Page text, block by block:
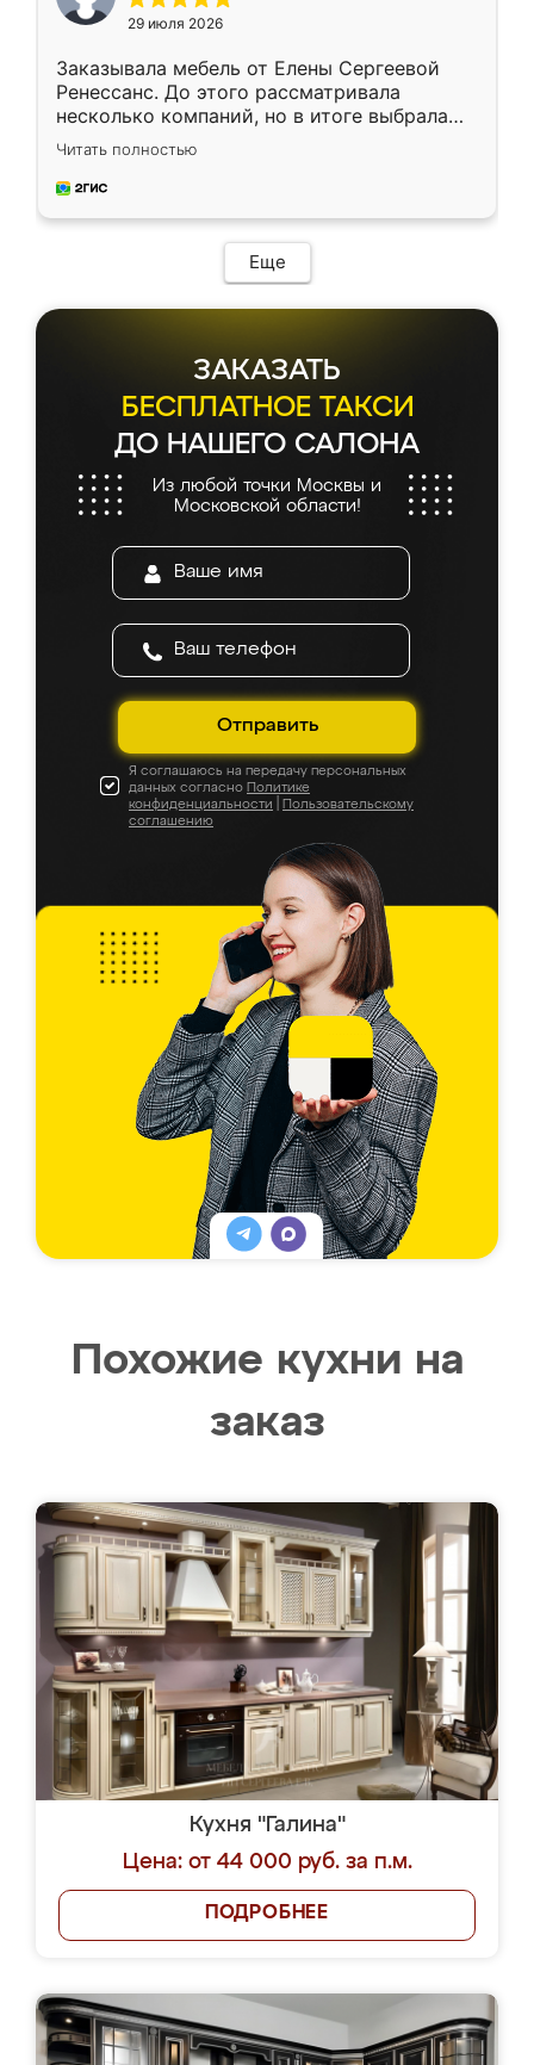
29 июля 2026
Заказывала мебель от Елены Сергеевой
Ренессанс. До этого рассматривала
несколько компаний, но в итоге выбрала
эту. Сначала обговорили условия, потом
приехал замерщик, всё спокойно объяснил
и снял размеры. Изготовили в срок, с
мебель сразу встала на свое место без
каких-либо доработок. Качеством осталась
довольна, все выглядит так, как и ожидала.
Читать полностью
Еще
ЗАКАЗАТЬ
БЕСПЛАТНОЕ ТАКСИ
ДО НАШЕГО САЛОНА
Из любой точки Москвы и
Московской области!
Отправить
Я соглашаюсь на передачу персональных
данных согласно Политике
конфиденциальности
Пользовательскому
соглашению
Похожие кухни на
заказ
Кухня "Галина"
Цена: от 44 000 руб. за п.м.
ПОДРОБНЕЕ